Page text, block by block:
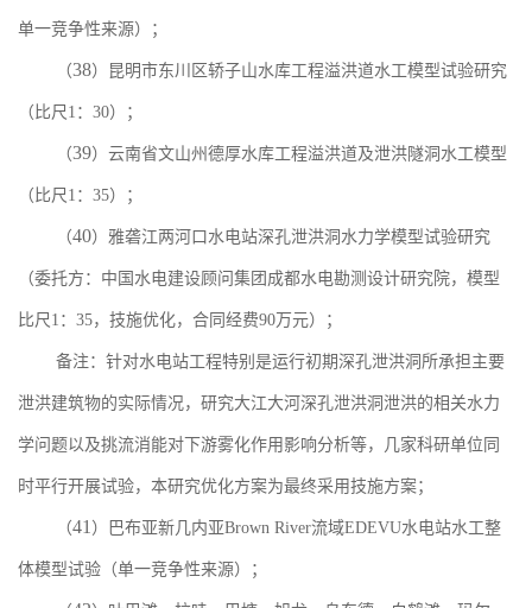
单一竞争性来源）；
（38）昆明市东川区轿子山水库工程溢洪道水工模型试验研究
（比尺 1 ： 30）；
（39）云南省文山州德厚水库工程溢洪道及泄洪隧洞水工模型
（比尺 1 ： 35）；
（40）雅砻江两河口水电站深孔泄洪洞水力学模型试验研究
（委托方：中国水电建设顾问集团成都水电勘测设计研究院，模型
比尺 1 ： 35，技施优化，合同经费90万元）；
备注：针对水电站工程特别是运行初期深孔泄洪洞所承担主要
泄洪建筑物的实际情况，研究大江大河深孔泄洪洞泄洪的相关水力
学问题以及挑流消能对下游雾化作用影响分析等，几家科研单位同
时平行开展试验，本研究优化方案为最终采用技施方案；
（41 ）巴布亚新几内亚Brown River流域EDEVU水电站水工整
体模型试验（单一竞争性来源）；